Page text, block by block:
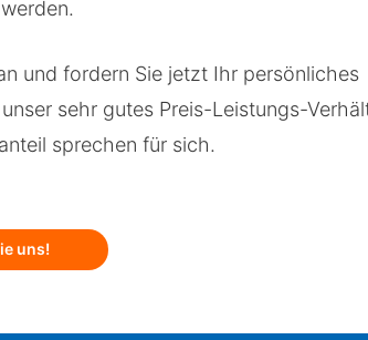
und fordern Sie jetzt Ihr persönliches
sehr gutes Preis-Leistungs-
sprechen für sich.
uns!